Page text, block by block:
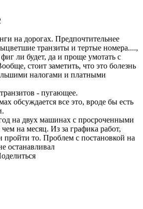
на дорогах. Предпочтительнее
транзиты и тертые номера....,
ли будет, да и проще умотать с
стоит заметить, что это болезнь
налогами и платными
- пугающее.
обсуждается все это, вроде бы есть
на двух машинах с просроченными
на месяц. Из за графика работ,
пройти то. Проблем с постановкой на
останавливал